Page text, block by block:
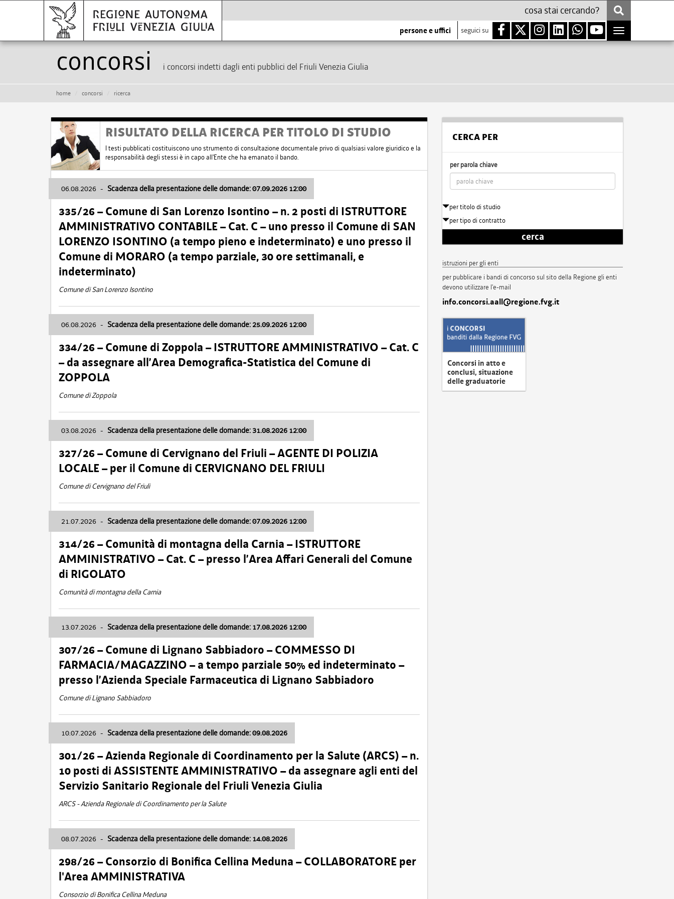
persone e uffici seguici su
Toggle
navigation
Concorsi i concorsi indetti dagli enti pubblici del Friuli Venezia Giulia
home concorsi ricerca
RISULTATO DELLA RICERCA PER TITOLO DI STUDIO
I testi pubblicati costituiscono uno strumento di consultazione documentale privo di qualsiasi valore giuridico e la
responsabilità degli stessi è in capo all'Ente che ha emanato il bando.
06.08.2026 - Scadenza della presentazione delle domande: 07.09.2026 12:00
335/26 – Comune di San Lorenzo Isontino – n. 2 posti di ISTRUTTORE
AMMINISTRATIVO CONTABILE – Cat. C – uno presso il Comune di SAN
LORENZO ISONTINO (a tempo pieno e indeterminato) e uno presso il
Comune di MORARO (a tempo parziale, 30 ore settimanali, e
indeterminato)
Comune di San Lorenzo Isontino
06.08.2026 - Scadenza della presentazione delle domande: 25.09.2026 12:00
334/26 – Comune di Zoppola – ISTRUTTORE AMMINISTRATIVO – Cat. C
– da assegnare all’Area Demografica-Statistica del Comune di
ZOPPOLA
Comune di Zoppola
03.08.2026 - Scadenza della presentazione delle domande: 31.08.2026 12:00
327/26 – Comune di Cervignano del Friuli – AGENTE DI POLIZIA
LOCALE – per il Comune di CERVIGNANO DEL FRIULI
Comune di Cervignano del Friuli
21.07.2026 - Scadenza della presentazione delle domande: 07.09.2026 12:00
314/26 – Comunità di montagna della Carnia – ISTRUTTORE
AMMINISTRATIVO – Cat. C – presso l’Area Affari Generali del Comune
di RIGOLATO
Comunità di montagna della Carnia
13.07.2026 - Scadenza della presentazione delle domande: 17.08.2026 12:00
307/26 – Comune di Lignano Sabbiadoro – COMMESSO DI
FARMACIA/MAGAZZINO – a tempo parziale 50% ed indeterminato –
presso l’Azienda Speciale Farmaceutica di Lignano Sabbiadoro
Comune di Lignano Sabbiadoro
10.07.2026 - Scadenza della presentazione delle domande: 09.08.2026
301/26 – Azienda Regionale di Coordinamento per la Salute (ARCS) – n.
10 posti di ASSISTENTE AMMINISTRATIVO – da assegnare agli enti del
Servizio Sanitario Regionale del Friuli Venezia Giulia
ARCS - Azienda Regionale di Coordinamento per la Salute
08.07.2026 - Scadenza della presentazione delle domande: 14.08.2026
298/26 – Consorzio di Bonifica Cellina Meduna – COLLABORATORE per
l'Area AMMINISTRATIVA
Consorzio di Bonifica Cellina Meduna
CERCA PER
per parola chiave
per titolo di studio
per tipo di contratto
cerca
istruzioni per gli enti
per pubblicare i bandi di concorso sul sito della Regione gli enti
devono utilizzare l'e-mail
info.concorsi.aall@regione.fvg.it
Concorsi in atto e
conclusi, situazione
delle graduatorie